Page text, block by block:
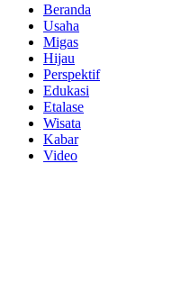
Beranda
Usaha
Migas
Hijau
Perspektif
Edukasi
Etalase
Wisata
Kabar
Video